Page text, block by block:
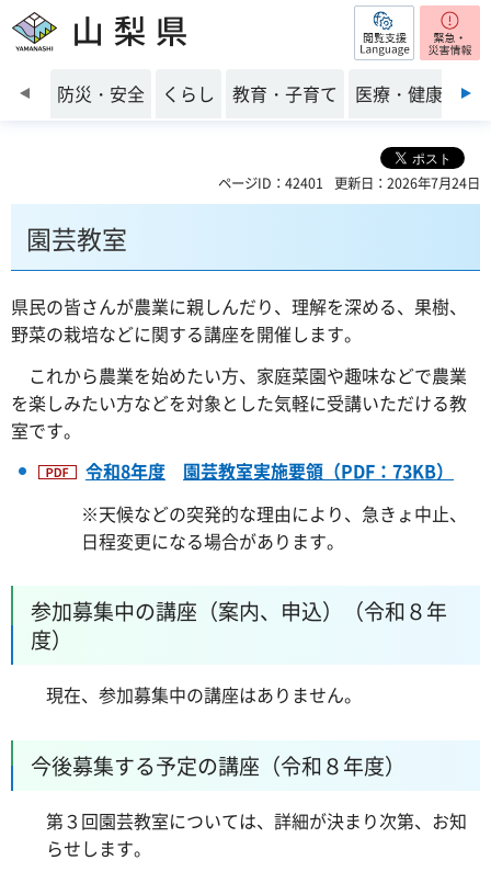
山梨県 閲覧支援
前のスライドを表示
防災・安全 くらし 教育・子育て 医療・健康・福
ページID：42401 更新日：2026年7月24日
園芸教室
県民の皆さんが農業に親しんだり、理解を深める、果樹、
野菜の栽培などに関する講座を開催します。
これから農業を始めたい方、家庭菜園や趣味などで農業
を楽しみたい方などを対象とした気軽に受講いただける教
室です。
令和8年度 園芸教室実施要領 （PDF：73KB）
※天候などの突発的な理由により、急きょ中止、
日程変更になる場合があります。
参加募集中の講座（案内、申込）（令和８年
度）
現在、参加募集中の講座はありません。
今後募集する予定の講座（令和８年度）
第３回園芸教室については、詳細が決まり次第、お知
らせします。